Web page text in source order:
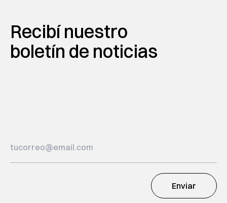
Recibí nuestro
boletín de noticias
Enviar